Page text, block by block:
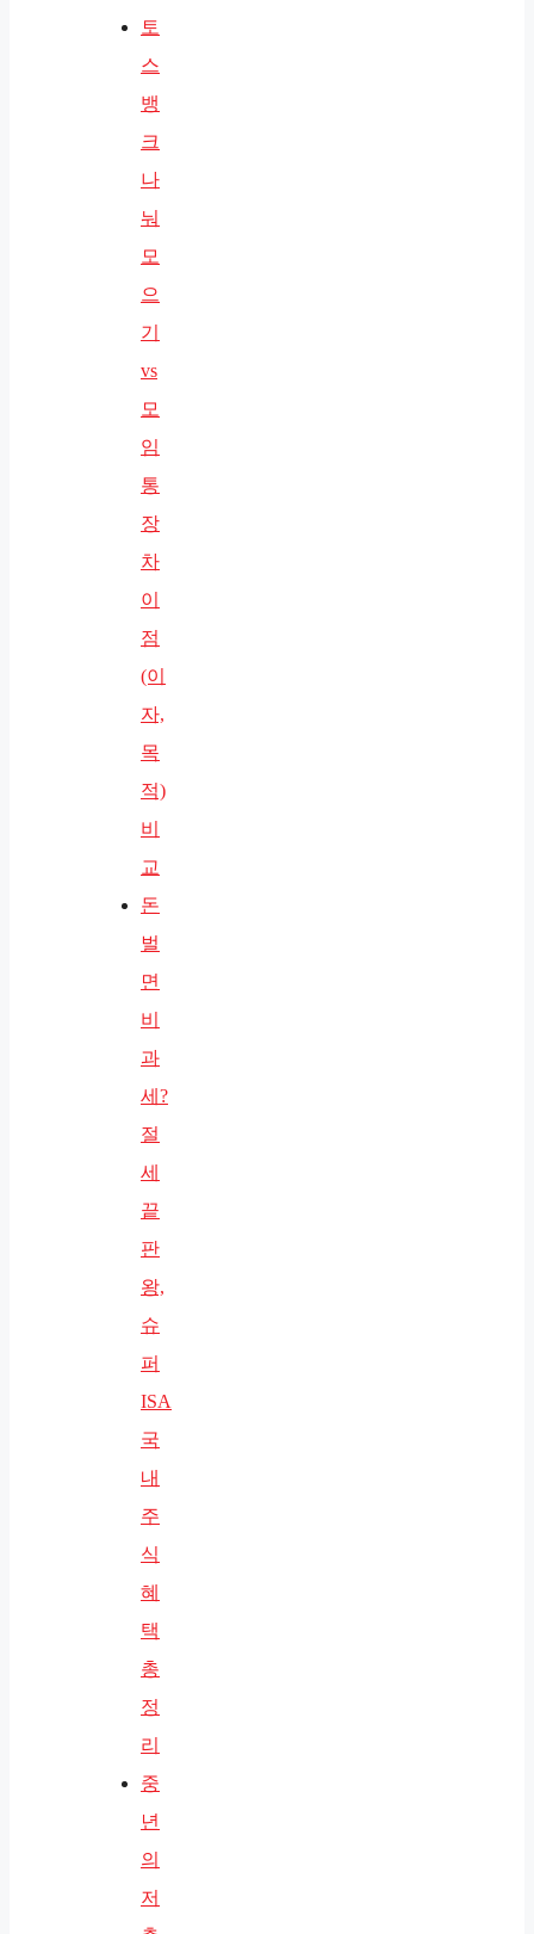
토
스
뱅
크
나
눠
모
으
기
vs
모
임
통
장
차
이
점
(이
자,
목
적)
비
교
돈
벌
면
비
과
세?
절
세
끝
판
왕,
슈
퍼
ISA
국
내
주
식
혜
택
총
정
리
중
년
의
저